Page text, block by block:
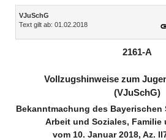
Inhalt
VJuSchG
Text gilt ab: 01.02.2018
2161-A
Vollzugshinweise zum
(VJuSchG)
Bekanntmachung des
Arbeit und Soziales, Familie
vom 10. Januar 2018, Az.